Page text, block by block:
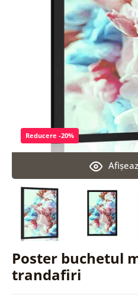
Poster buchetul
trandafiri
Reducere -20%